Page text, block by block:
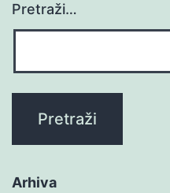
Pretraži…
Arhiva